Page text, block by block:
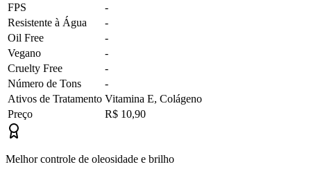
FPS
-
Resistente à Água
-
Oil Free
-
Vegano
-
Cruelty Free
-
Número de Tons
-
Ativos de Tratamento Vitamina E, Colágeno
Preço
R$ 10,90
Melhor controle de oleosidade e brilho